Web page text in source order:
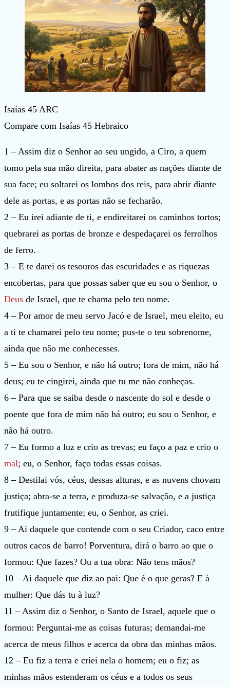
Isaías 45 ARC
Compare com Isaías 45 Hebraico
1 – Assim diz o Senhor ao seu ungido, a Ciro, a quem
tomo pela sua mão direita, para abater as nações diante de
sua face; eu soltarei os lombos dos reis, para abrir diante
dele as portas, e as portas não se fecharão.
2 – Eu irei adiante de ti, e endireitarei os caminhos tortos;
quebrarei as portas de bronze e despedaçarei os ferrolhos
de ferro.
3 – E te darei os tesouros das escuridades e as riquezas
encobertas, para que possas saber que eu sou o Senhor, o
Deus de Israel, que te chama pelo teu nome.
4 – Por amor de meu servo Jacó e de Israel, meu eleito, eu
a ti te chamarei pelo teu nome; pus-te o teu sobrenome,
ainda que não me conhecesses.
5 – Eu sou o Senhor, e não há outro; fora de mim, não há
deus; eu te cingirei, ainda que tu me não conheças.
6 – Para que se saiba desde o nascente do sol e desde o
poente que fora de mim não há outro; eu sou o Senhor, e
não há outro.
7 – Eu formo a luz e crio as trevas; eu faço a paz e crio o
mal; eu, o Senhor, faço todas essas coisas.
8 – Destilai vós, céus, dessas alturas, e as nuvens chovam
justiça; abra-se a terra, e produza-se salvação, e a justiça
frutifique juntamente; eu, o Senhor, as criei.
9 – Ai daquele que contende com o seu Criador, caco entre
outros cacos de barro! Porventura, dirá o barro ao que o
formou: Que fazes? Ou a tua obra: Não tens mãos?
10 – Ai daquele que diz ao pai: Que é o que geras? E à
mulher: Que dás tu à luz?
11 – Assim diz o Senhor, o Santo de Israel, aquele que o
formou: Perguntai-me as coisas futuras; demandai-me
acerca de meus filhos e acerca da obra das minhas mãos.
12 – Eu fiz a terra e criei nela o homem; eu o fiz; as
minhas mãos estenderam os céus e a todos os seus